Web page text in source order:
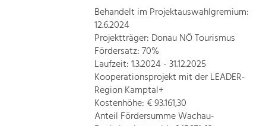
Behandelt im Projektauswahlgremium:
12.6.2024
Projektträger: Donau NÖ Tourismus
Fördersatz: 70%
Laufzeit: 1.3.2024 - 31.12.2025
Kooperationsprojekt mit der LEADER-
Region Kamptal+
Kostenhöhe: € 93.161,30
Anteil Fördersumme Wachau-